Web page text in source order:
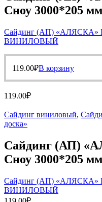
Сноу
Сайдинг (АП) «АЛЯСКА»
ВИНИЛОВЫЙ
119.00₽В корзину
119.00₽
Сайдинг виниловый,
доска»
Сайдинг (АП)
Сноу
Сайдинг (АП) «АЛЯСКА»
ВИНИЛОВЫЙ